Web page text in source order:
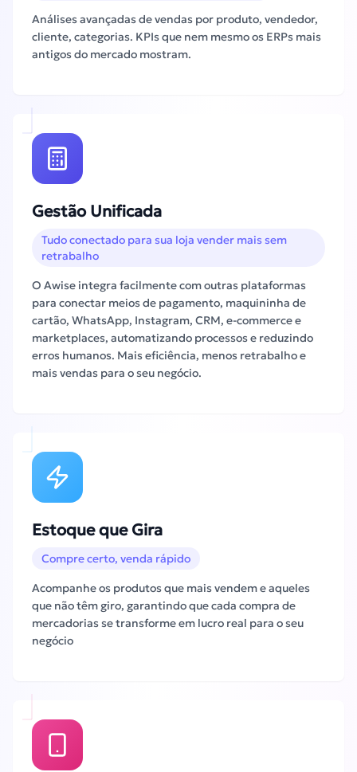
Análises avançadas de vendas por produto, vendedor,
cliente, categorias. KPIs que nem mesmo os ERPs mais
antigos do mercado mostram.
Gestão Unificada
Tudo conectado para sua loja vender mais sem
retrabalho
O Awise integra facilmente com outras plataformas
para conectar meios de pagamento, maquininha de
cartão, WhatsApp, Instagram, CRM, e-commerce e
marketplaces, automatizando processos e reduzindo
erros humanos. Mais eficiência, menos retrabalho e
mais vendas para o seu negócio.
Estoque que Gira
Compre certo, venda rápido
Acompanhe os produtos que mais vendem e aqueles
que não têm giro, garantindo que cada compra de
mercadorias se transforme em lucro real para o seu
negócio